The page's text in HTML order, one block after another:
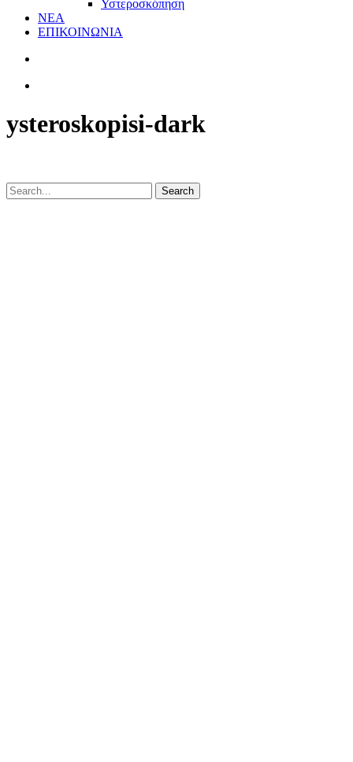
Υστεροσκόπηση
ΝΕΑ
ΕΠΙΚΟΙΝΩΝΙΑ
ysteroskopisi-dark
Search